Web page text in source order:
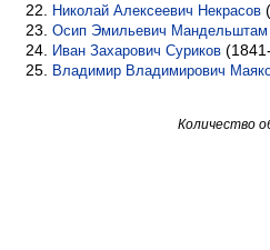
Николай Алексеевич Некрасов
Осип Эмильевич Мандельштам
Иван Захарович Суриков
Владимир Владимирович
Количество